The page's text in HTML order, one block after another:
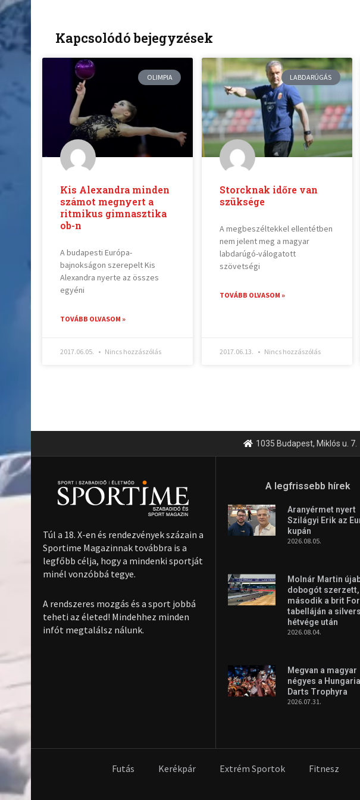
Kapcsolódó bejegyzések
OLIMPIA
Kis Alexandra minden
számot megnyert a
ritmikus gimnasztika
ob-n
A budapesti Európa-
bajnokságon szerepelt Kis
Alexandra nyerte az összes
egyéni
TOVÁBB OLVASOM »
2017.06.05. Nincs hozzászólás
LABDARÚGÁS
Storcknak időre van
szüksége
A megbeszéltekkel ellentétben
nem jelent meg a magyar
labdarúgó-válogatott
szövetségi
TOVÁBB OLVASOM »
2017.06.13. Nincs hozzászólás
1035 Budapest, Miklós u. 7.
Túl a 18. X-en és rendezvények százain a
A legfrissebb hírek
Aranyérmet nyert
Szilágyi Erik az
kupán
Molnár Martin
dobogót szerzett,
második a brit
Megvan a magyar